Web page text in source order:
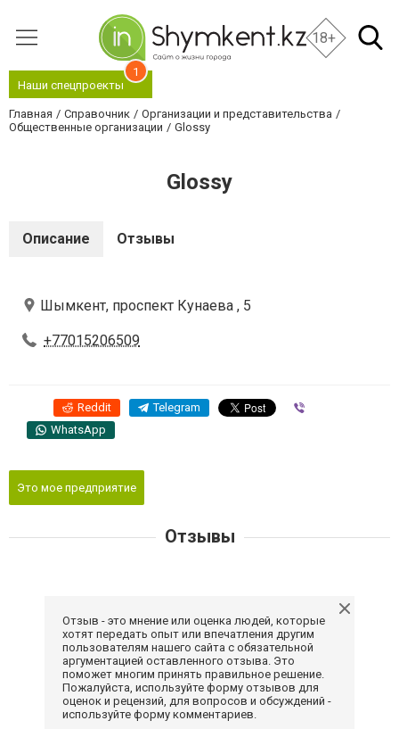
18+
Наши спецпроекты
1
Главная Справочник
Организации и представительства
Общественные организации
Glossy
Glossy
Описание Отзывы
Шымкент, проспект Кунаева , 5
+77015206509
Reddit Telegram
WhatsApp
Это мое предприятие
Отзывы
Отзыв - это мнение или оценка людей, которые
хотят передать опыт или впечатления другим
пользователям нашего сайта с обязательной
аргументацией оставленного отзыва. Это
поможет многим принять правильное решение.
Пожалуйста, используйте форму отзывов для
оценок и рецензий, для вопросов и обсуждений -
используйте форму комментариев.